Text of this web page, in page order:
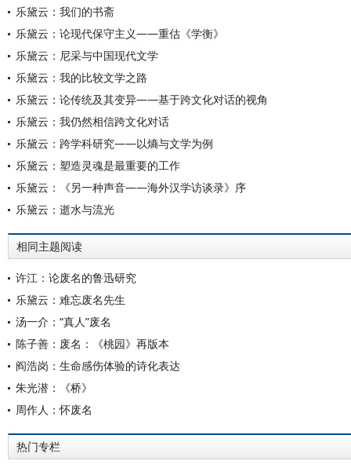
乐黛云：我们的书斋
乐黛云：论现代保守主义——重估《学衡》
乐黛云：尼采与中国现代文学
乐黛云：我的比较文学之路
乐黛云：论传统及其变异——基于跨文化对话的视角
乐黛云：我仍然相信跨文化对话
乐黛云：跨学科研究——以熵与文学为例
乐黛云：塑造灵魂是最重要的工作
乐黛云：《另一种声音——海外汉学访谈录》序
乐黛云：逝水与流光
相同主题阅读
许江：论废名的鲁迅研究
乐黛云：难忘废名先生
汤一介：“真人”废名
陈子善：废名：《桃园》再版本
阎浩岗：生命感伤体验的诗化表达
朱光潜：《桥》
周作人：怀废名
热门专栏